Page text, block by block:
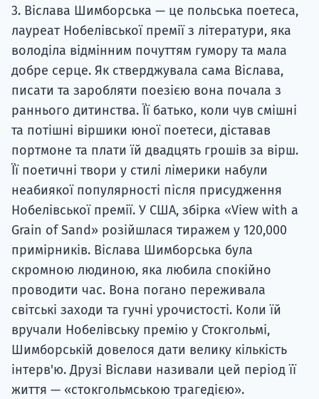
3. Віслава Шимборська — це польська поетеса,
лауреат Нобелівської премії з літератури, яка
володіла відмінним почуттям гумору та мала
добре серце. Як стверджувала сама Віслава,
писати та заробляти поезією вона почала з
раннього дитинства. Її батько, коли чув смішні
та потішні віршики юної поетеси, діставав
портмоне та плати їй двадцять грошів за вірш.
Її поетичні твори у стилі лімерики набули
неабиякої популярності після присудження
Нобелівської премії. У США, збірка «View with a
Grain of Sand» розійшлася тиражем у 120,000
примірників. Віслава Шимборська була
скромною людиною, яка любила спокійно
проводити час. Вона погано переживала
світські заходи та гучні урочистості. Коли їй
вручали Нобелівську премію у Стокгольмі,
Шимборській довелося дати велику кількість
інтерв'ю. Друзі Віслави називали цей період її
життя — «стокгольмською трагедією».